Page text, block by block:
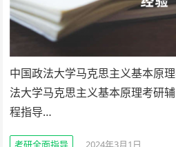
中国政法大学马克思主义基本原
法大学马克思主义基本原理考研
程指导…
考研全面指导 2024年3月1日